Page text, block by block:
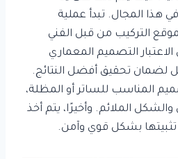
المجال. تبدأ عملية
التركيب من قبل الفني
التصميم المعماري
لضمان تحقيق أفضل النتائج.
المناسب للساتر أو المظلة،
والشكل الملائم. وأخيرًا، يتم أخذ
بشكل قوي وآمن.